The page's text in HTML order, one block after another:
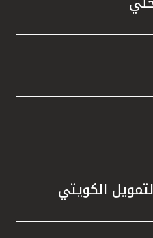
الكويتي